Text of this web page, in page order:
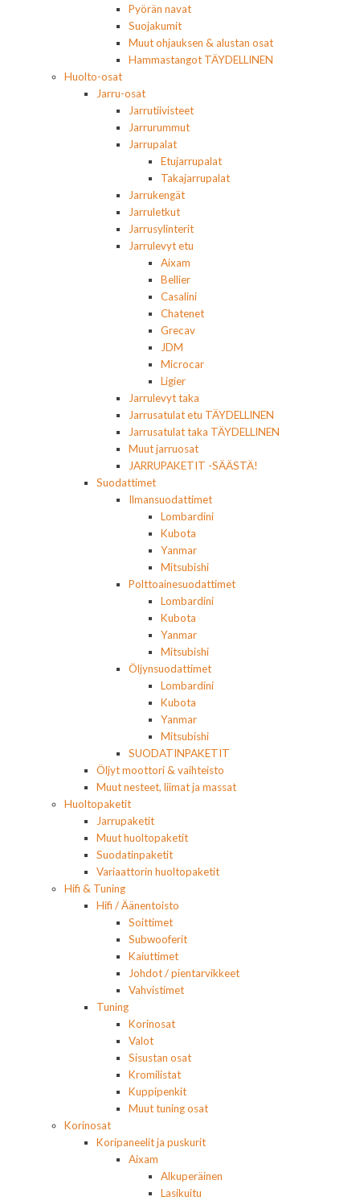
Pyörän navat
Suojakumit
Muut ohjauksen & alustan osat
Hammastangot TÄYDELLINEN
Huolto-osat
Jarru-osat
Jarrutiivisteet
Jarrurummut
Jarrupalat
Etujarrupalat
Takajarrupalat
Jarrukengät
Jarruletkut
Jarrusylinterit
Jarrulevyt etu
Aixam
Bellier
Casalini
Chatenet
Grecav
JDM
Microcar
Ligier
Jarrulevyt taka
Jarrusatulat etu TÄYDELLINEN
Jarrusatulat taka TÄYDELLINEN
Muut jarruosat
JARRUPAKETIT -SÄÄSTÄ!
Suodattimet
Ilmansuodattimet
Lombardini
Kubota
Yanmar
Mitsubishi
Polttoainesuodattimet
Lombardini
Kubota
Yanmar
Mitsubishi
Öljynsuodattimet
Lombardini
Kubota
Yanmar
Mitsubishi
SUODATINPAKETIT
Öljyt moottori & vaihteisto
Muut nesteet, liimat ja massat
Huoltopaketit
Jarrupaketit
Muut huoltopaketit
Suodatinpaketit
Variaattorin huoltopaketit
Hifi & Tuning
Hifi / Äänentoisto
Soittimet
Subwooferit
Kaiuttimet
Johdot / pientarvikkeet
Vahvistimet
Tuning
Korinosat
Valot
Sisustan osat
Kromilistat
Kuppipenkit
Muut tuning osat
Korinosat
Koripaneelit ja puskurit
Aixam
Alkuperäinen
Lasikuitu